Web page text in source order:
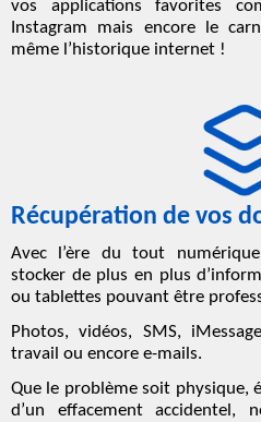
vos applications favorites
Instagram mais encore le
même l’historique internet !
Récupération de vos
Avec l’ère du tout
stocker de plus en plus
ou tablettes pouvant être
Photos, vidéos, SMS,
travail ou encore e-mails.
Que le problème soit physique,
d’un effacement accidentel,